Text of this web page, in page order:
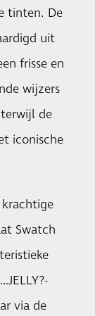
tinten. De
uit
frisse en
wijzers
de
iconische
Swatch
via de